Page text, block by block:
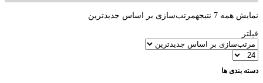
نمایش همه 7 نتیجه مرتب‌سازی بر اساس جدیدترین
فیلتر
دسته بندی ها